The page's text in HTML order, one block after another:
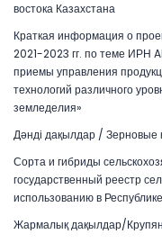
востока Казахстана
Краткая информация о
2021-2023 гг. по теме ИРН
приемы управления
технологий различного
земледелия»
Дәнді дақылдар / Зерновые
Сорта и гибриды
государственный реестр
использованию в
Жармалық дақылдар/